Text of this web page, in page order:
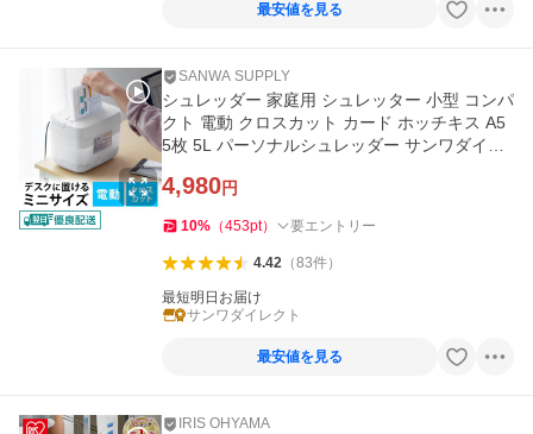
最安値を見る
SANWA SUPPLY
シュレッダー 家庭用 シュレッター 小型 コンパ
クト 電動 クロスカット カード ホッチキス A5
5枚 5L パーソナルシュレッダー サンワダイレ
4,980円
10% （453pt） 要エントリー
4.42（83件）
最短明日お届け
サンワダイレクト
最安値を見る
IRIS OHYAMA